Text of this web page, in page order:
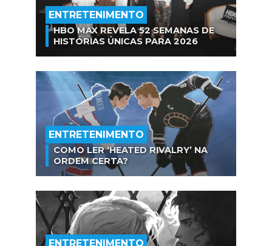
ENTRETENIMENTO
HBO MAX REVELA 52 SEMANAS DE
HISTÓRIAS ÚNICAS PARA 2026
ENTRETENIMENTO
COMO LER ‘HEATED RIVALRY’ NA
ORDEM CERTA?
ENTRETENIMENTO